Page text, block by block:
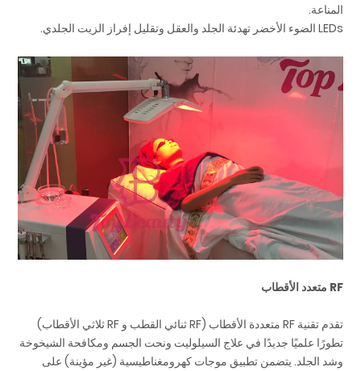
المناعة.
LEDs الضوء الأخضر تهدئة الجلد والعقل وتقليل إفراز الزيت الجلدي.
RF متعدد الأقطاب
تقدم تقنية RF متعددة الأقطاب (RF ثنائي القطب و RF ثلاثي الأقطاب)
تطورًا علميًا جديدًا في علاج السيلوليت ونحت الجسم ومكافحة الشيخوخة
وشد الجلد. يتضمن تطبيق موجات كهرومغناطيسية (غير مؤينة) على